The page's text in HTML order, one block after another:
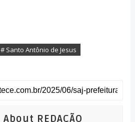
# Santo Antônio de Jesus
About REDAÇÃO